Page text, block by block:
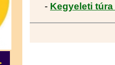
- Kegyeleti